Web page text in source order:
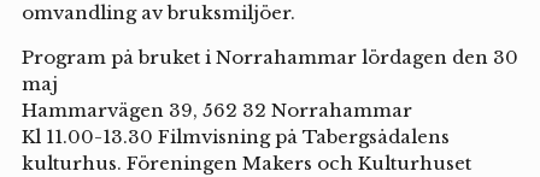
omvandling av bruksmiljöer.
Program på bruket i Norrahammar lördagen den 30
maj
Hammarvägen 39, 562 32 Norrahammar
Kl 11.00-13.30 Filmvisning på Tabergsådalens
kulturhus. Föreningen Makers och Kulturhuset